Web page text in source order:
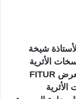
شيخة
الأثرية
المُقام ضمن المشاركة المصرية في معرض FITUR
الأثرية